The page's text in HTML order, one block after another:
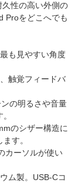
性の高い外側の
Proをどこへでも
も見やすい角度
触覚フィードバ
の明るさや音量
のシザー構造に
す。
カーソルが使い
ム製。USB-Cコ